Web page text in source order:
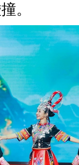
。